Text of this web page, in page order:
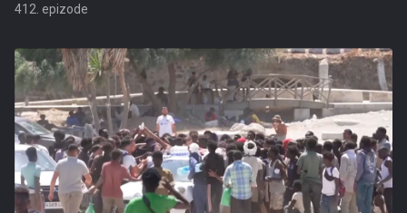
412. epizode